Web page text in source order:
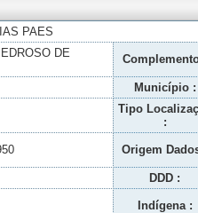
PAES
DE
Município :
Tipo
:
Origem
DDD :
Indígena :